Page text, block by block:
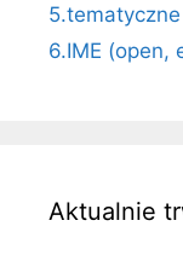
5.tematyczne
6.IME (open,
Aktualnie